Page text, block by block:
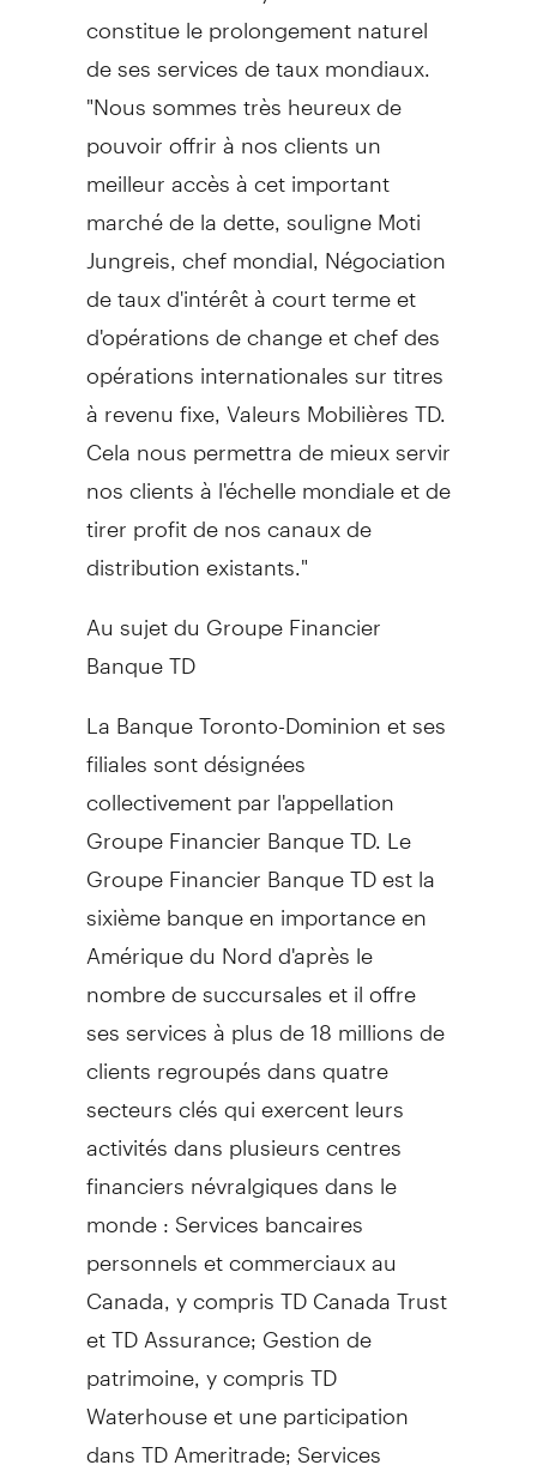
constitue le prolongement naturel
de ses services de taux mondiaux.
"Nous sommes très heureux de
pouvoir offrir à nos clients un
meilleur accès à cet important
marché de la dette, souligne Moti
Jungreis, chef mondial, Négociation
de taux d'intérêt à court terme et
d'opérations de change et chef des
opérations internationales sur titres
à revenu fixe, Valeurs Mobilières TD.
Cela nous permettra de mieux servir
nos clients à l'échelle mondiale et de
tirer profit de nos canaux de
distribution existants."
Au sujet du Groupe Financier
Banque TD
La Banque Toronto-Dominion et ses
filiales sont désignées
collectivement par l'appellation
Groupe Financier Banque TD. Le
Groupe Financier Banque TD est la
sixième banque en importance en
Amérique du Nord d'après le
nombre de succursales et il offre
ses services à plus de 18 millions de
clients regroupés dans quatre
secteurs clés qui exercent leurs
activités dans plusieurs centres
financiers névralgiques dans le
monde : Services bancaires
personnels et commerciaux au
Canada, y compris TD Canada Trust
et TD Assurance; Gestion de
patrimoine, y compris TD
Waterhouse et une participation
dans TD Ameritrade; Services